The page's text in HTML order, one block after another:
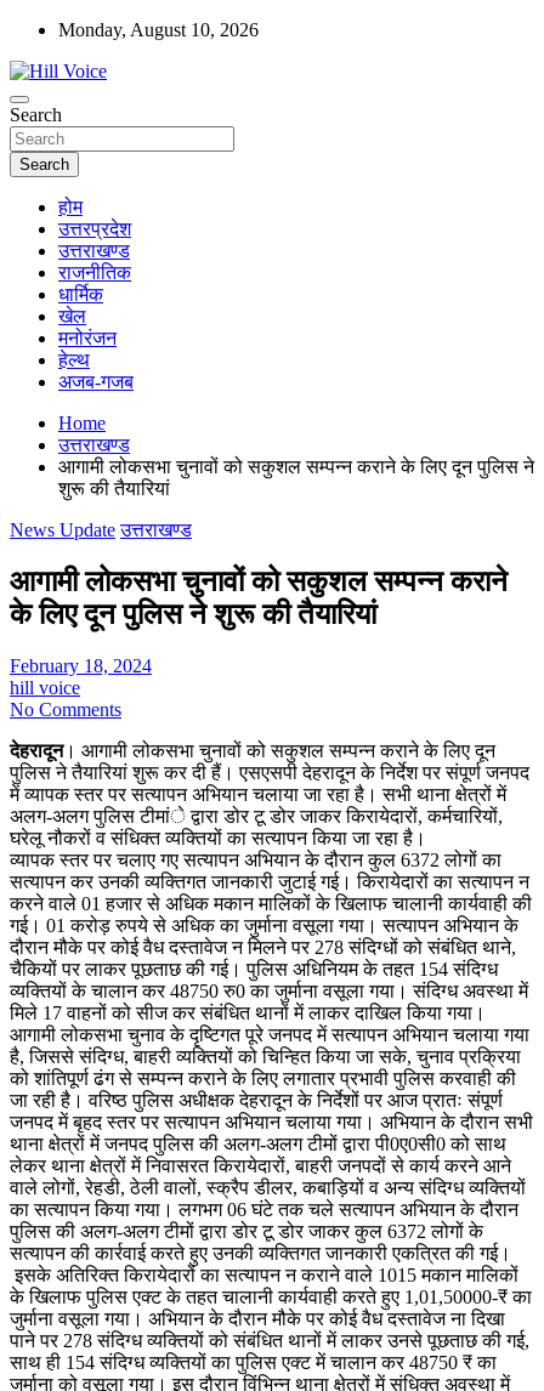
Skip
content
Monday, August 10, 2026
Hill Voice
न्यूज़ पोर्टल
Search
Search
होम
उत्तरप्रदेश
उत्तराखण्ड
राजनीतिक
धार्मिक
खेल
मनोरंजन
हेल्थ
अजब-गजब
Home
उत्तराखण्ड
आगामी लोकसभा चुनावों को सकुशल सम्पन्न कराने के लिए दून पुलिस ने
शुरू की तैयारियां
News Update उत्तराखण्ड
आगामी लोकसभा चुनावों को सकुशल सम्पन्न कराने
के लिए दून पुलिस ने शुरू की तैयारियां
February 18, 2024
hill voice
No Comments
देहरादून। आगामी लोकसभा चुनावों को सकुशल सम्पन्न कराने के लिए दून
पुलिस ने तैयारियां शुरू कर दी हैं। एसएसपी देहरादून के निर्देश पर संपूर्ण जनपद
में व्यापक स्तर पर सत्यापन अभियान चलाया जा रहा है। सभी थाना क्षेत्रों में
अलग-अलग पुलिस टीमांे द्वारा डोर टू डोर जाकर किरायेदारों, कर्मचारियों,
घरेलू नौकरों व संधिक्त व्यक्तियों का सत्यापन किया जा रहा है।
व्यापक स्तर पर चलाए गए सत्यापन अभियान के दौरान कुल 6372 लोगों का
सत्यापन कर उनकी व्यक्तिगत जानकारी जुटाई गई। किरायेदारों का सत्यापन न
करने वाले 01 हजार से अधिक मकान मालिकों के खिलाफ चालानी कार्यवाही की
गई। 01 करोड़ रुपये से अधिक का जुर्माना वसूला गया। सत्यापन अभियान के
दौरान मौके पर कोई वैध दस्तावेज न मिलने पर 278 संदिग्धों को संबंधित थाने,
चैकियों पर लाकर पूछताछ की गई। पुलिस अधिनियम के तहत 154 संदिग्ध
व्यक्तियों के चालान कर 48750 रु0 का जुर्माना वसूला गया। संदिग्ध अवस्था में
मिले 17 वाहनों को सीज कर संबंधित थानों में लाकर दाखिल किया गया।
आगामी लोकसभा चुनाव के दृष्टिगत पूरे जनपद में सत्यापन अभियान चलाया गया
है, जिससे संदिग्ध, बाहरी व्यक्तियों को चिन्हित किया जा सके, चुनाव प्रक्रिया
को शांतिपूर्ण ढंग से सम्पन्न कराने के लिए लगातार प्रभावी पुलिस करवाही की
जा रही है। वरिष्ठ पुलिस अधीक्षक देहरादून के निर्देशों पर आज प्रातः संपूर्ण
जनपद में बृहद स्तर पर सत्यापन अभियान चलाया गया। अभियान के दौरान सभी
थाना क्षेत्रों में जनपद पुलिस की अलग-अलग टीमों द्वारा पी0ए0सी0 को साथ
लेकर थाना क्षेत्रों में निवासरत किरायेदारों, बाहरी जनपदों से कार्य करने आने
वाले लोगों, रेहडी, ठेली वालों, स्क्रैप डीलर, कबाड़ियों व अन्य संदिग्ध व्यक्तियों
का सत्यापन किया गया। लगभग 06 घंटे तक चले सत्यापन अभियान के दौरान
पुलिस की अलग-अलग टीमों द्वारा डोर टू डोर जाकर कुल 6372 लोगों के
सत्यापन की कार्रवाई करते हुए उनकी व्यक्तिगत जानकारी एकत्रित की गई।
इसके अतिरिक्त किरायेदारों का सत्यापन न कराने वाले 1015 मकान मालिकों
के खिलाफ पुलिस एक्ट के तहत चालानी कार्यवाही करते हुए 1,01,50000-₹ का
जुर्माना वसूला गया। अभियान के दौरान मौके पर कोई वैध दस्तावेज ना दिखा
पाने पर 278 संदिग्ध व्यक्तियों को संबंधित थानों में लाकर उनसे पूछताछ की गई,
साथ ही 154 संदिग्ध व्यक्तियों का पुलिस एक्ट में चालान कर 48750 ₹ का
जुर्माना को वसूला गया। इस दौरान विंभिन्न थाना क्षेत्रों में संधिक्त अवस्था में